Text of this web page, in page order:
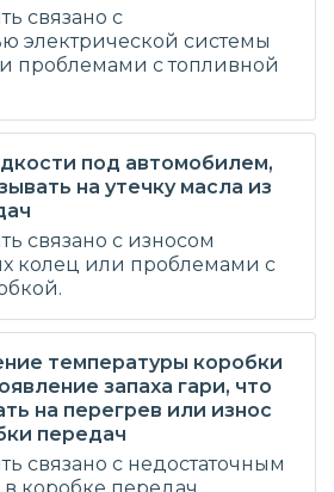
связано с
электрической системы
проблемами с топливной
под автомобилем,
на утечку масла из
связано с износом
колец или проблемами с
температуры коробки
запаха гари, что
на перегрев или износ
передач
связано с недостаточным